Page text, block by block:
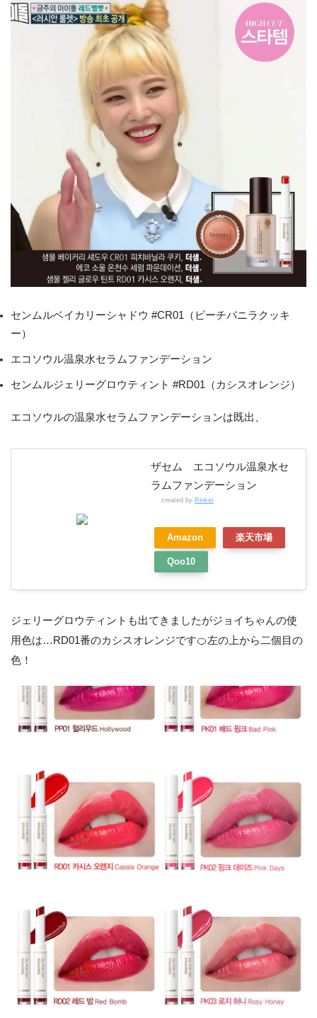
センムルベイカリーシャドウ #CR01（ピーチバニラクッキ
ー）
エコソウル温泉水セラムファンデーション
センムルジェリーグロウティント #RD01（カシスオレンジ）
エコソウルの温泉水セラムファンデーションは既出、
ザセム エコソウル温泉水セ
ラムファンデーション
created by Rinker
Amazon 楽天市場
Qoo10
ジェリーグロウティントも出てきましたがジョイちゃんの使
用色は…RD01番のカシスオレンジです🍊左の上から二個目の
色！